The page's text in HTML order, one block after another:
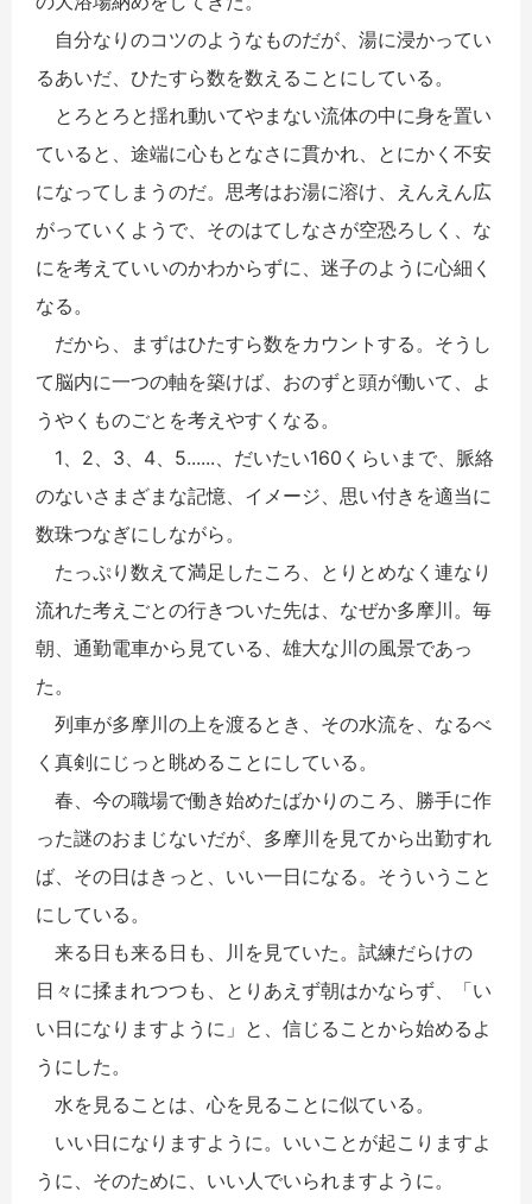
自分なりのコツのようなものだが、湯に浸かってい
るあいだ、ひたすら数を数えることにしている。
とろとろと揺れ動いてやまない流体の中に身を置い
ていると、途端に心もとなさに貫かれ、とにかく不安
になってしまうのだ。思考はお湯に溶け、えんえん広
がっていくようで、そのはてしなさが空恐ろしく、な
にを考えていいのかわからずに、迷子のように心細く
なる。
だから、まずはひたすら数をカウントする。そうし
て脳内に一つの軸を築けば、おのずと頭が働いて、よ
うやくものごとを考えやすくなる。
1、2、3、4、5......、だいたい160くらいまで、脈絡
のないさまざまな記憶、イメージ、思い付きを適当に
数珠つなぎにしながら。
たっぷり数えて満足したころ、とりとめなく連なり
流れた考えごとの行きついた先は、なぜか多摩川。毎
朝、通勤電車から見ている、雄大な川の風景であっ
た。
列車が多摩川の上を渡るとき、その水流を、なるべ
く真剣にじっと眺めることにしている。
春、今の職場で働き始めたばかりのころ、勝手に作
った謎のおまじないだが、多摩川を見てから出勤すれ
ば、その日はきっと、いい一日になる。そういうこと
にしている。
来る日も来る日も、川を見ていた。試練だらけの
日々に揉まれつつも、とりあえず朝はかならず、「い
い日になりますように」と、信じることから始めるよ
うにした。
水を見ることは、心を見ることに似ている。
いい日になりますように。いいことが起こりますよ
うに、そのために、いい人でいられますように。